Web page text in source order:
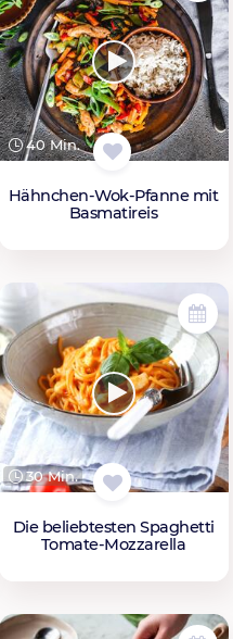
40 Min.
Hähnchen-Wok-Pfanne mit
Basmatireis
30 Min.
Die beliebtesten Spaghetti
Tomate-Mozzarella